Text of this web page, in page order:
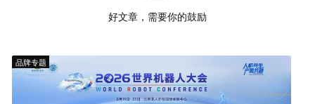
好文章，需要你的鼓励
品牌专题